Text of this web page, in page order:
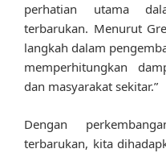
perhatian utama
terbarukan. Menurut
langkah dalam
memperhitungkan
dan masyarakat sekitar.”
Dengan
terbarukan, kita